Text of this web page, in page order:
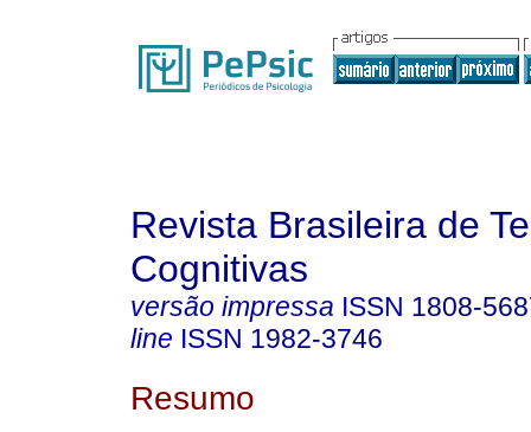
Revista Brasileira de
Cognitivas
versão impressa ISSN 1808-
line ISSN 1982-3746
Resumo